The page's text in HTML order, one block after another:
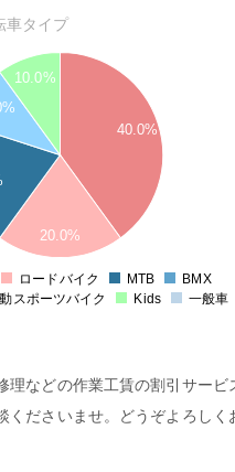
車タイプ
40.0%
20.0%
10.0%
ロードバイク MTB
BMX
スポーツバイク Kids 一般車
などの作業工賃の割引サービ
くださいませ。どうぞよろしく